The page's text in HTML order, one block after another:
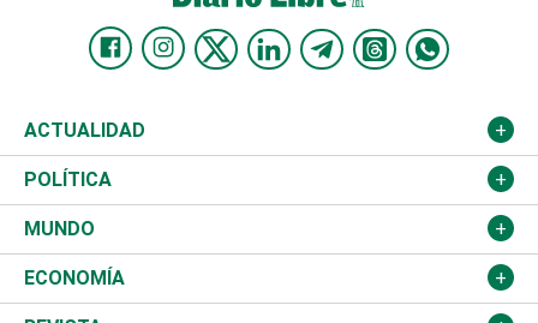
ACTUALIDAD
Nacional
Ciudad
Educación
POLÍTICA
Partidos
JCE
MUNDO
Estados Unidos
ECONOMÍA